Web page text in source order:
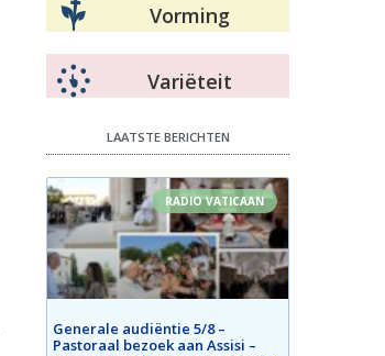
Vorming
Variëteit
LAATSTE BERICHTEN
RADIO VATICAAN
Generale audiëntie 5/8 –
Pastoraal bezoek aan Assisi –